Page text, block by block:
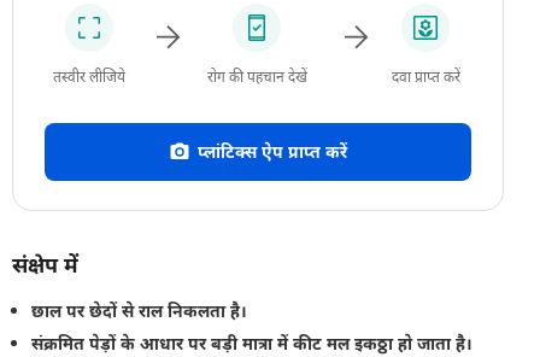
तस्वीर लीजिये रोग की पहचान देखें दवा प्राप्त करें
प्लांटिक्स ऐप प्राप्त करें
संक्षेप में
छाल पर छेदों से राल निकलता है।
संक्रमित पेड़ों के आधार पर बड़ी मात्रा में कीट मल इकठ्ठा हो जाता है।